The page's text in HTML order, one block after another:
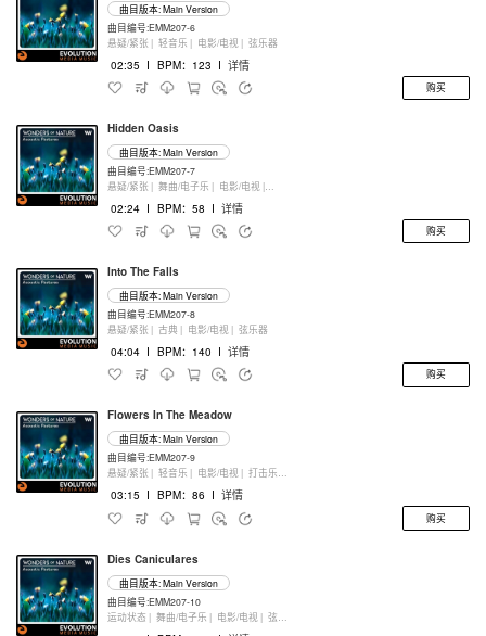
曲目版本: Main Version
曲目编号:EMM207-6
悬疑/紧张 | 轻音乐 | 电影/电视 | 弦乐器
02:35 I BPM：123 I 详情
购买
Hidden Oasis
曲目版本: Main Version
曲目编号:EMM207-7
悬疑/紧张 | 舞曲/电子乐 | 电影/电视 |
02:24 I BPM：58 I 详情
购买
Into The Falls
曲目版本: Main Version
曲目编号:EMM207-8
悬疑/紧张 | 古典 | 电影/电视 | 弦乐器
04:04 I BPM：140 I 详情
购买
Flowers In The Meadow
曲目版本: Main Version
曲目编号:EMM207-9
悬疑/紧张 | 轻音乐 | 电影/电视 | 打击乐器
03:15 I BPM：86 I 详情
购买
Dies Caniculares
曲目版本: Main Version
曲目编号:EMM207-10
运动状态 | 舞曲/电子乐 | 电影/电视 | 弦乐器